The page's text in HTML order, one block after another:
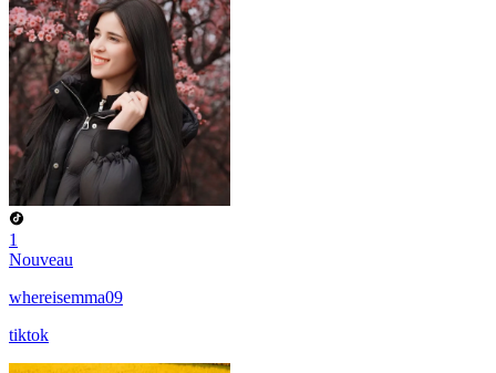
1
Nouveau
whereisemma09
tiktok